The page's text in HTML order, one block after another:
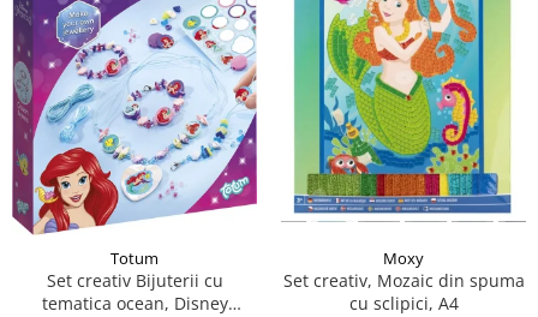
Totum
Set creativ Bijuterii cu
tematica ocean, Disney
Moxy
Set creativ, Mozaic din spuma
cu sclipici, A4